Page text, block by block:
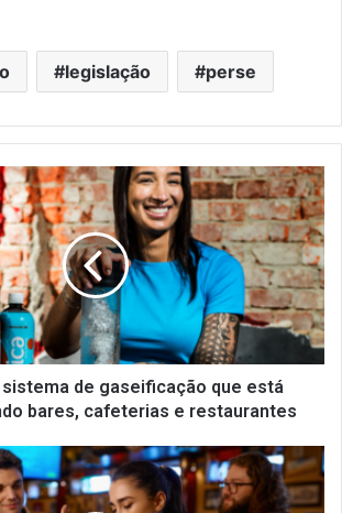
legislação perse
sistema de gaseificação que está
bares, cafeterias e restaurantes